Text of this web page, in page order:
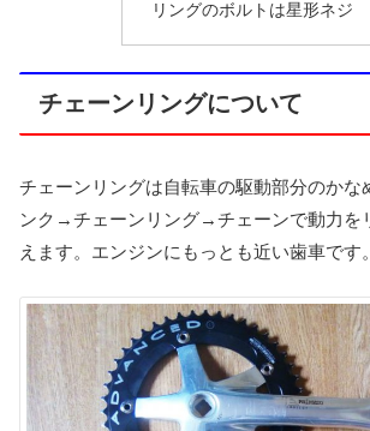
リングのボルトは星形ネジ
チェーンリングについて
チェーンリングは自転車の駆動部分のか
ンク→チェーンリング→チェーンで動力を
えます。エンジンにもっとも近い歯車です。